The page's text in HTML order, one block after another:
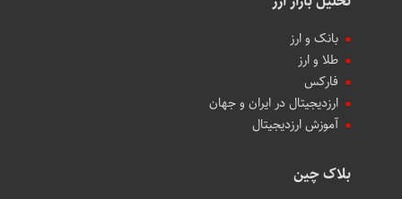
بانک و ارز
طلا و ارز
فارکس
ارزدیجیتال در ایران و جهان
آموزش ارزدیجیتال
بلاک چین